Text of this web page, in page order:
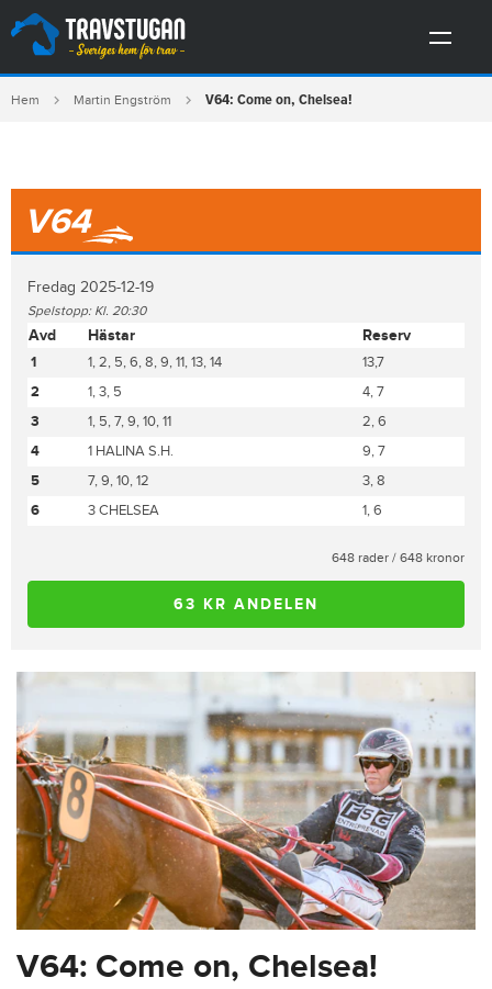
Hem Martin Engström V64: Come on, Chelsea!
V64
Fredag 2025-12-19
Spelstopp: Kl. 20:30
Avd Hästar Reserv
1 1, 2, 5, 6, 8, 9, 11, 13, 14
13,7
2
1, 3, 5
4, 7
3
1, 5, 7, 9, 10, 11
2, 6
4
1 HALINA S.H.
9, 7
5
7, 9, 10, 12
3, 8
6
3 CHELSEA 1, 6
648 rader / 648 kronor
63 KR ANDELEN
V64: Come on, Chelsea!